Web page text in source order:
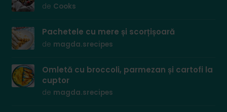
de Cooks
Pachetele cu mere și scorțișoară
de magda.srecipes
Omletă cu broccoli, parmezan și cartofi la
cuptor
de magda.srecipes